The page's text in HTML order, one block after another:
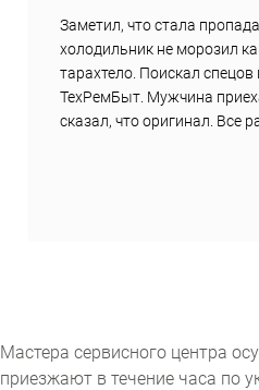
Заметил, что стала
холодильник не морозил
тарахтело. Поискал
ТехРемБыт. Мужчина
сказал, что оригинал. Все
Мастера сервисного центра
приезжают в течение часа по